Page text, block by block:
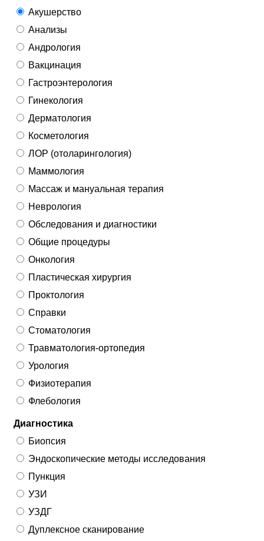
Акушерство
Анализы
Андрология
Вакцинация
Гастроэнтерология
Гинекология
Дерматология
Косметология
ЛОР (отоларингология)
Маммология
Массаж и мануальная терапия
Неврология
Обследования и диагностики
Общие процедуры
Онкология
Пластическая хирургия
Проктология
Справки
Стоматология
Травматология-ортопедия
Урология
Физиотерапия
Флебология
Диагностика
Биопсия
Эндоскопические методы исследования
Пункция
УЗИ
УЗДГ
Дуплексное сканирование